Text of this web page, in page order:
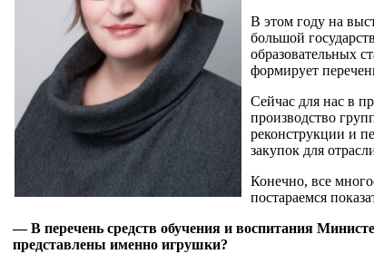
В этом году на
большой
образовательных
формирует
Сейчас для нас в
производство
реконструкции и
закупок для
Конечно, все
постараемся
— В перечень средств обучения и воспитания
представлены именно игрушки?